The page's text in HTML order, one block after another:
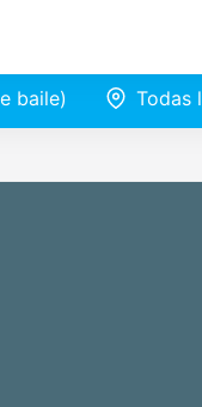
baile) Todas